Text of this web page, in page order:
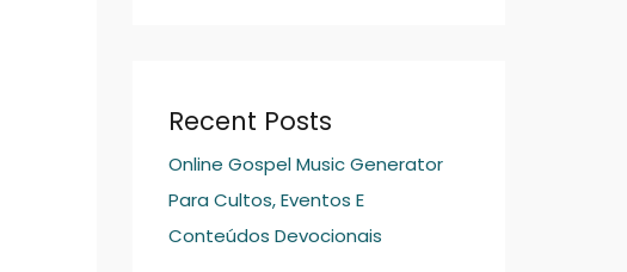
Recent Posts
Online Gospel Music Generator
Para Cultos, Eventos E
Conteúdos Devocionais